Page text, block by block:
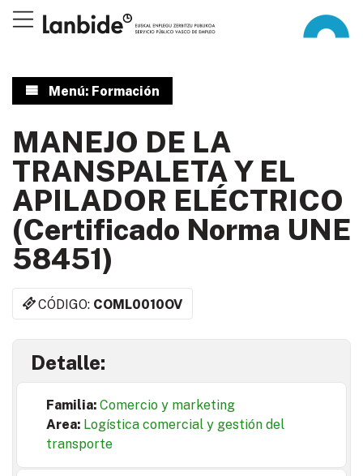
Menú: Formación
MANEJO DE LA
TRANSPALETA Y EL
APILADOR ELÉCTRICO
(Certificado Norma UNE
58451)
CÓDIGO: COML0010OV
Detalle:
Familia: Comercio y marketing
Area: Logística comercial y gestión del
transporte